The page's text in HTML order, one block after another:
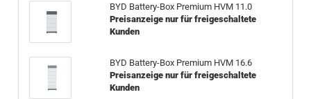
BYD Battery-​Box Pre­mi­um HVM 11.0
Preisanzeige nur für freigeschaltete
Kunden
BYD Battery-​Box Pre­mi­um HVM 16.6
Preisanzeige nur für freigeschaltete
Kunden